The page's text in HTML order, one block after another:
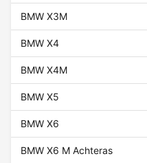
BMW X3M
BMW X4
BMW X4M
BMW X5
BMW X6
BMW X6 M Achteras